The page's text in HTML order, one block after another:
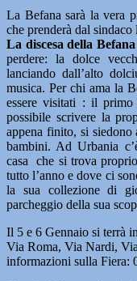
La Befana sarà la vera
che prenderà dal
La discesa della
perdere: la dolce
lanciando dall’alto
musica. Per chi ama la
essere visitati : il
possibile scrivere la
appena finito, si
bambini. Ad Urbania
casa che si trova
tutto l’anno e dove ci
la sua collezione di
parcheggio della sua
Il 5 e 6 Gennaio si terrà
Via Roma, Via Nardi,
informazioni sulla Fiera: